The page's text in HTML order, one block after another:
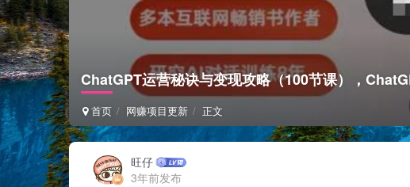
ChatGPT运营秘诀与变现攻略（100节课），
首页 网赚项目更新 正文
旺仔
3年前发布